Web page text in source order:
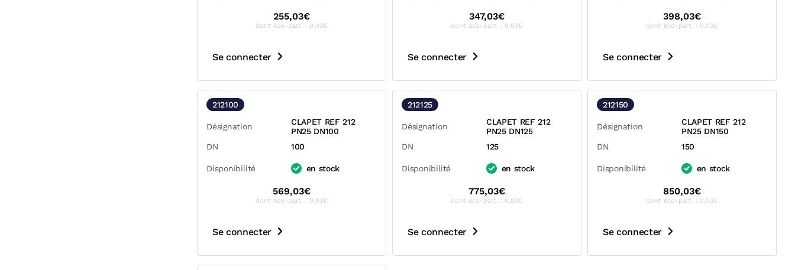
255,03€
dont éco-part. : 0,03€
Se connecter
347,03€
dont éco-part. : 0,03€
Se connecter
398,03€
dont éco-part. : 0,03€
Se connecter
212100
Désignation
CLAPET REF 212
PN25 DN100
DN
100
Disponibilité en stock
569,03€
dont éco-part. : 0,03€
Se connecter
212125
Désignation
CLAPET REF 212
PN25 DN125
DN
125
Disponibilité en stock
775,03€
dont éco-part. : 0,03€
Se connecter
212150
Désignation
CLAPET REF 212
PN25 DN150
DN
150
Disponibilité en stock
850,03€
dont éco-part. : 0,03€
Se connecter